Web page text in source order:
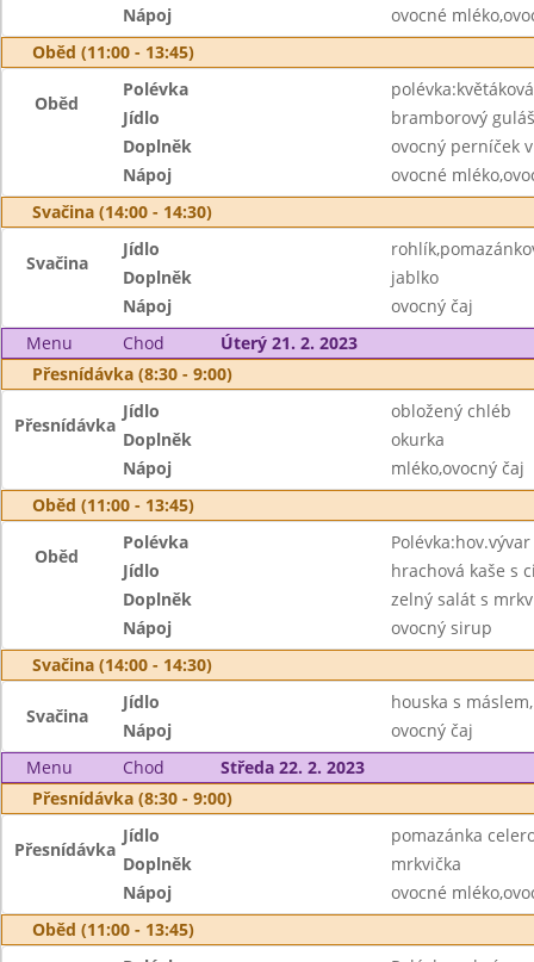
Nápoj
ovocné
Oběd (11:00 - 13:45)
Oběd
Polévka
Jídlo
bramborový
Doplněk
ovocný perníček
Nápoj
ovocné
Svačina (14:00 - 14:30)
Svačina
Jídlo
Doplněk
jablko
Nápoj
ovocný čaj
Menu
Chod
Úterý 21. 2. 2023
Přesnídávka (8:30 - 9:00)
Přesnídávka
Jídlo
obložený chléb
Doplněk
okurka
Nápoj
mléko,ovocný čaj
Oběd (11:00 - 13:45)
Oběd
Polévka
Jídlo
hrachová kaše s
Doplněk
zelný salát s
Nápoj
ovocný sirup
Svačina (14:00 - 14:30)
Svačina
Jídlo
houska s
Nápoj
ovocný čaj
Menu
Chod
Středa 22. 2. 2023
Přesnídávka (8:30 - 9:00)
Přesnídávka
Jídlo
pomazánka
Doplněk
mrkvička
Nápoj
ovocné
Oběd (11:00 - 13:45)